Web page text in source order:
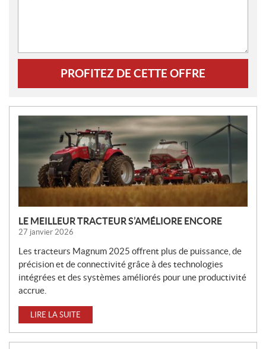
PROFITEZ DE CETTE OFFRE
N
O
V
L
L
E
S
LE MEILLEUR TRACTEUR S’AMÉLIORE ENCORE
27 janvier 2026
Les tracteurs Magnum 2025 offrent plus de puissance, de
précision et de connectivité grâce à des technologies
intégrées et des systèmes améliorés pour une productivité
accrue.
LIRE LA SUITE